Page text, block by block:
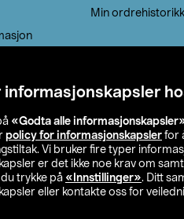
informasjonskapsler
«Godta alle
policy for informasjonskapsler for
Vi bruker fire typer
er det ikke noe krav om
trykke på «Innstillinger». Ditt
eller kontakte oss for
Min ordrehistorikk